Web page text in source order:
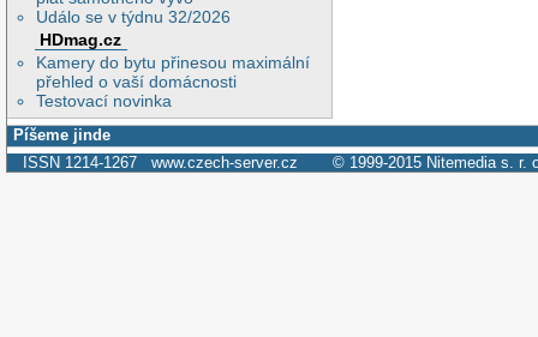
Událo se v týdnu 32/2026
HDmag.cz
Kamery do bytu přinesou maximální
přehled o vaší domácnosti
Testovací novinka
Píšeme jinde
ISSN 1214-1267 www.czech-server.cz © 1999-2015 Nitemedia s. r.